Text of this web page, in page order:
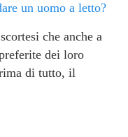
un uomo a letto?
che anche a
dei loro
di tutto, il